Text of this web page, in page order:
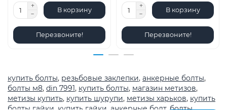
В корзину
Перезвоните!
В корзину
Перезвоните!
купить болты, резьбовые заклепки, анкерные болты,
болты м8, din 7991, купить болты, магазин метизов,
метизы купить, купить шурупи, метизы харьков, купить